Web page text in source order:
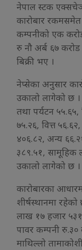
नेपाल स्टक
कारोबार
कम्पनीको एक
रु नौ अर्ब ६७
बिक्री भए ।
नेप्सेका अनुसार
उकालो लागेको छ
तथा पर्यटन
७५.२६, वित्त
४०६.८२, अन्य
३८९.५१, सामूहिक
उकालो लागेको छ ।
कारोबारका
शीर्षस्थानमा
लाख १७ हजार
पावर कम्पनी
माथिल्लो